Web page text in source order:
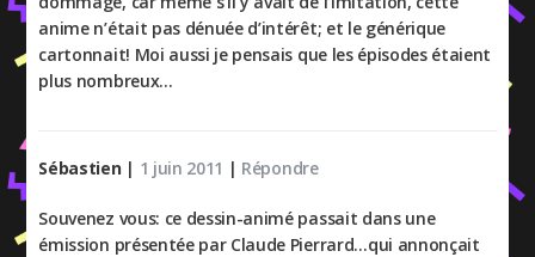
anime n’était pas dénuée d’intérêt; et le générique
cartonnait! Moi aussi je pensais que les épisodes étaient
plus nombreux…
Sébastien | 1 juin 2011 | Répondre
Souvenez vous: ce dessin-animé passait dans une
émission présentée par Claude Pierrard…qui annonçait